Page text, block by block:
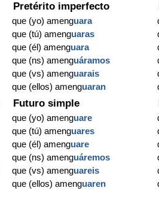
Pretérito imperfecto
que (yo) amenguara
que (tú) amenguaras
que (él) amenguara
que (ns) amenguáramos
que (vs) amenguarais
que (ellos) amenguaran
Futuro simple
que (yo) amenguare
que (tú) amenguares
que (él) amenguare
que (ns) amenguáremos
que (vs) amenguareis
que (ellos) amenguaren